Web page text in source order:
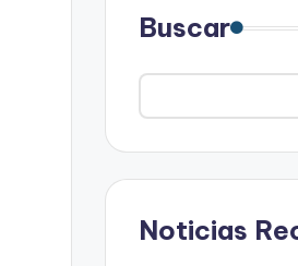
Buscar
Noticias